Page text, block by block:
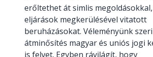
erőltethet át simlis
eljárások megkerülésével vitatott
beruházásokat. Véleményünk
átminősítés magyar és uniós jogi
is felvet. Egyben rávilágít, hogy